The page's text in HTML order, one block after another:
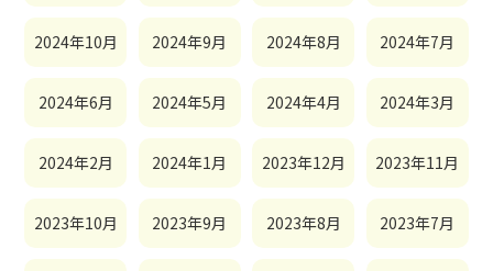
2024年10月 2024年9月 2024年8月 2024年7月
2024年6月 2024年5月 2024年4月 2024年3月
2024年2月 2024年1月 2023年12月 2023年11月
2023年10月 2023年9月 2023年8月 2023年7月